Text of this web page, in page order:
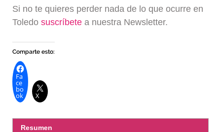
Si no te quieres perder nada de lo que ocurre en
Toledosuscríbete a nuestra Newsletter.
Comparte esto:
Fa
ce
bo
ok X
Resumen